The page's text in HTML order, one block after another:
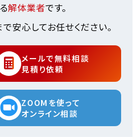
解体業者です。
安心してお任せください。
メールで無料相談
見積り依頼
ZOOMを使って
オンライン相談